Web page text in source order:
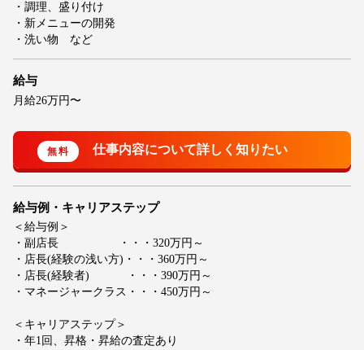
・調理、盛り付け
・新メニューの開発
・洗い物 など
給与
月給26万円〜
給与例・キャリアステップ
＜給与例＞
・副店長 ・・・320万円～
・店長(経験の浅い方)・・・360万円～
・店長(経験者) ・・・390万円～
・マネージャークラス・・・450万円～
＜キャリアステップ＞
・年1回、昇格・昇給の査定あり